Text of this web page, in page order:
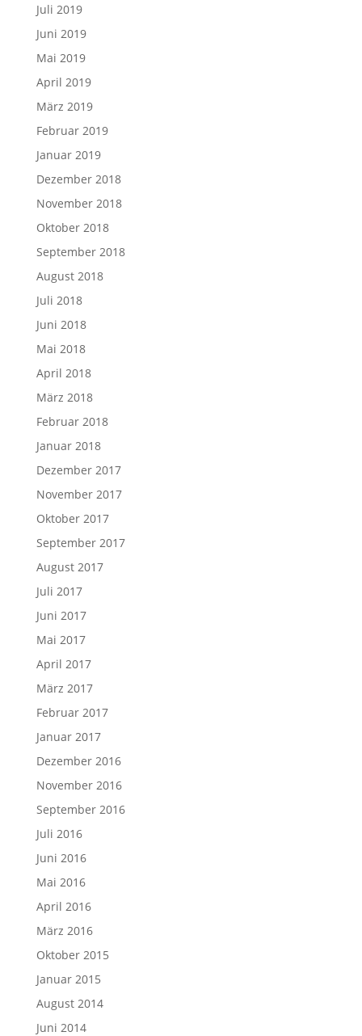
Juli 2019
Juni 2019
Mai 2019
April 2019
März 2019
Februar 2019
Januar 2019
Dezember 2018
November 2018
Oktober 2018
September 2018
August 2018
Juli 2018
Juni 2018
Mai 2018
April 2018
März 2018
Februar 2018
Januar 2018
Dezember 2017
November 2017
Oktober 2017
September 2017
August 2017
Juli 2017
Juni 2017
Mai 2017
April 2017
März 2017
Februar 2017
Januar 2017
Dezember 2016
November 2016
September 2016
Juli 2016
Juni 2016
Mai 2016
April 2016
März 2016
Oktober 2015
Januar 2015
August 2014
Juni 2014